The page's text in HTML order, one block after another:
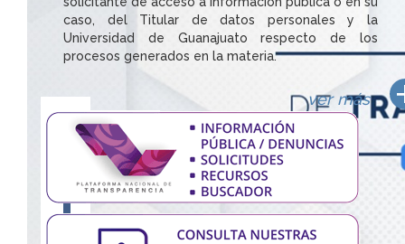
caso, del Titular de datos personales y la
Universidad de Guanajuato respecto de los
procesos generados en la materia.
ver más